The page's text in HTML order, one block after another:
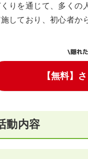
りを通じて、多くの
しており、初心者か
\隠れ
【無料】
動内容